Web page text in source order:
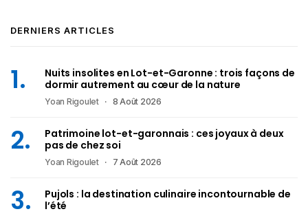
DERNIERS ARTICLES
Nuits insolites en Lot-et-Garonne : trois façons de
dormir autrement au cœur de la nature
Yoan Rigoulet 8 Août 2026
Patrimoine lot-et-garonnais : ces joyaux à deux
pas de chez soi
Yoan Rigoulet 7 Août 2026
Pujols : la destination culinaire incontournable de
l’été